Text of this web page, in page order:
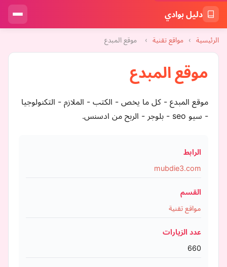
دليل بوادي
الرئيسية › مواقع تقنية › موقع المبدع
موقع المبدع
موقع المبدع - كل ما يخص - الكتب - الملازم - التكنولوجيا
- سيو seo - بلوجر - الربح من ادسنس.
الرابط
mubdie3.com
القسم
مواقع تقنية
عدد الزيارات
660